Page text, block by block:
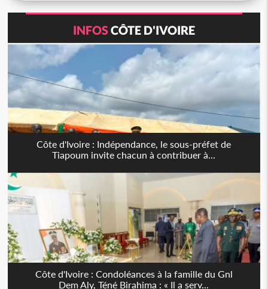
INFOSCÔTE D'IVOIRE
Côte d'Ivoire : Indépendance, le sous-préfet de
Tiapoum invite chacun à contribuer à...
Côte d'Ivoire : Condoléances à la famille du Gnl
Dem Aly, Téné Birahima : « Il a serv...